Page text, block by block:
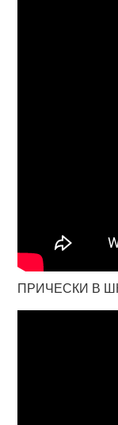
ПРИЧЕСКИ В